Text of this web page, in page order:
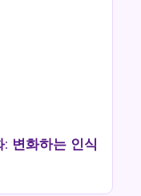
변화하는 인식